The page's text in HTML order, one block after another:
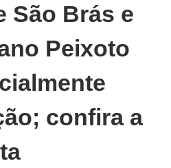
São Brás e
Peixoto
confira a